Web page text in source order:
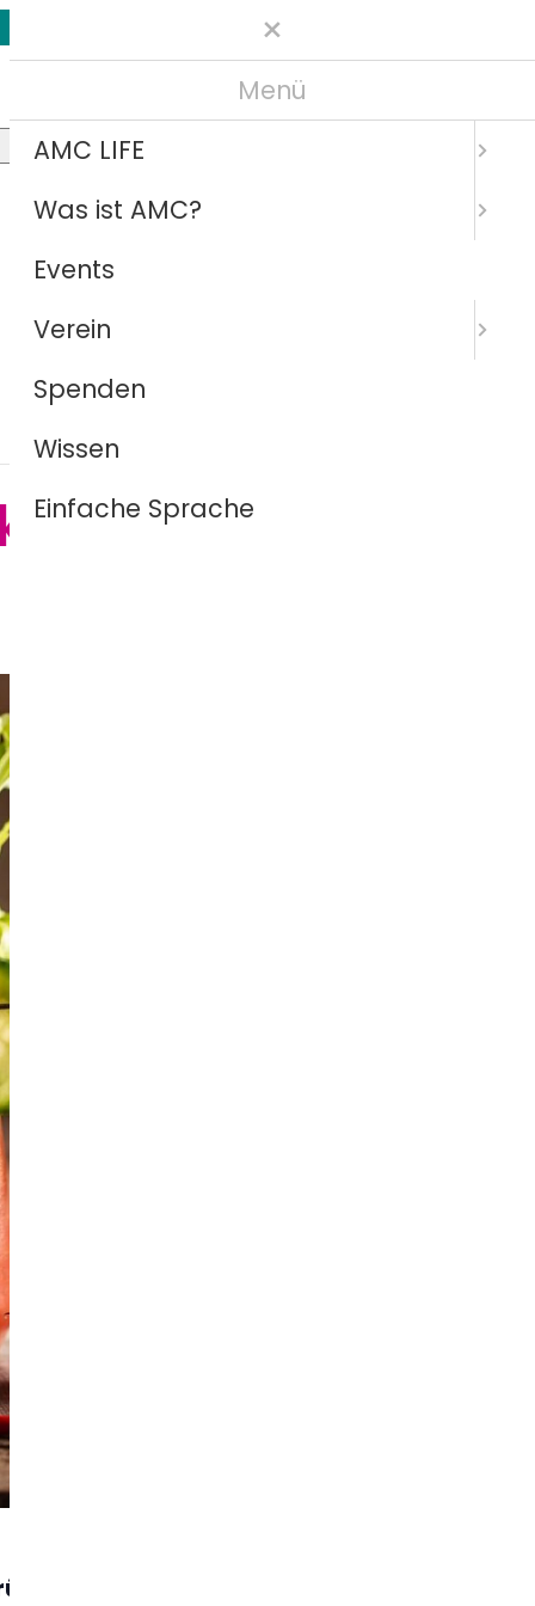
Menü
Menü
AMC LIFE
Was ist AMC?
Events
Verein
Spenden
Wissen
Einfache Sprache